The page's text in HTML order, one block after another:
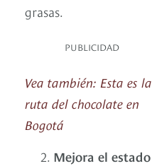
grasas.
PUBLICIDAD
Vea también: Esta es la
ruta del chocolate en
Bogotá
Mejora el estado